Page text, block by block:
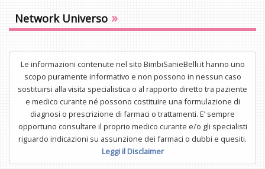
Network Universo »
Le informazioni contenute nel sito BimbiSanieBelli.it hanno uno
scopo puramente informativo e non possono in nessun caso
sostituirsi alla visita specialistica o al rapporto diretto tra paziente
e medico curante né possono costituire una formulazione di
diagnosi o prescrizione di farmaci o trattamenti. E’ sempre
opportuno consultare il proprio medico curante e/o gli specialisti
riguardo indicazioni su assunzione dei farmaci o dubbi e quesiti.
Leggi il Disclaimer